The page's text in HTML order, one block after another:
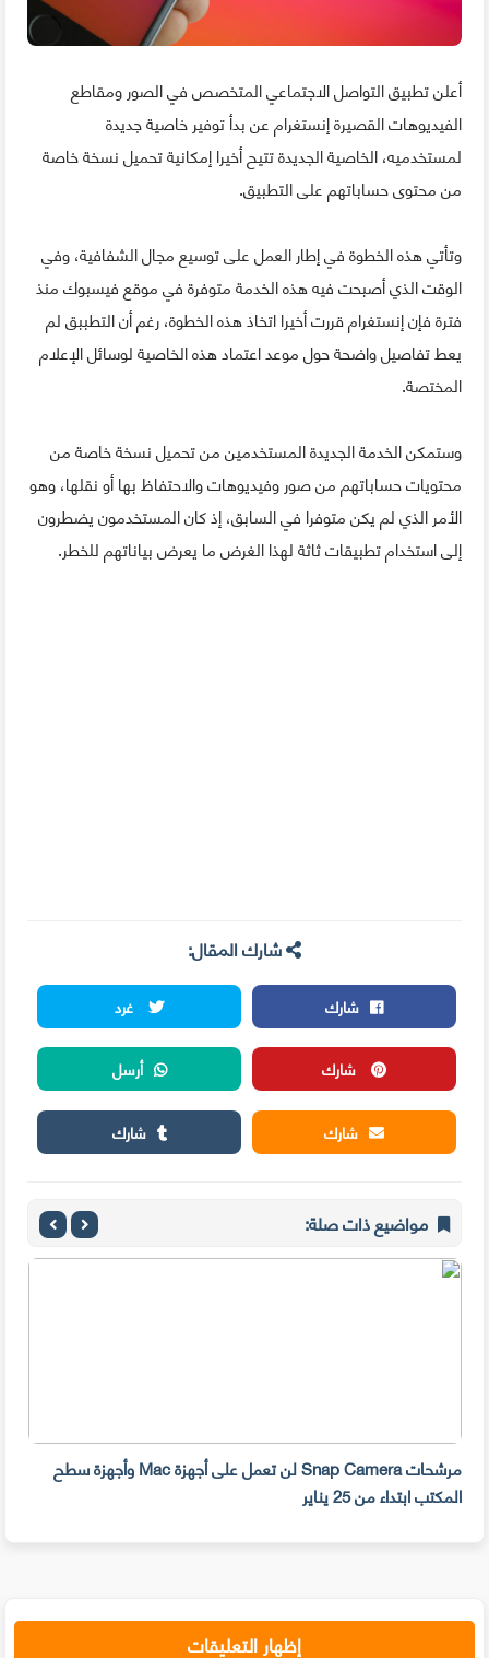
أعلن تطبيق التواصل الاجتماعي المتخصص في الصور ومقاطع
الفيديوهات القصيرة إنستغرام عن بدأ توفير خاصية جديدة
لمستخدميه، الخاصية الجديدة تتيح أخيرا إمكانية تحميل نسخة خاصة
من محتوى حساباتهم على التطبيق.
وتأتي هذه الخطوة في إطار العمل على توسيع مجال الشفافية، وفي
الوقت الذي أصبحت فيه هذه الخدمة متوفرة في موقع فيسبوك منذ
فترة فإن إنستغرام قررت أخيرا اتخاذ هذه الخطوة، رغم أن التطببق لم
يعط تفاصيل واضحة حول موعد اعتماد هذه الخاصية لوسائل الإعلام
المختصة.
وستمكن الخدمة الجديدة المستخدمين من تحميل نسخة خاصة من
محتويات حساباتهم من صور وفيديوهات والاحتفاظ بها أو نقلها، وهو
الأمر الذي لم يكن متوفرا في السابق، إذ كان المستخدمون يضطرون
إلى استخدام تطبيقات ثاثة لهذا الغرض ما يعرض بياناتهم للخطر.
شارك المقال:
شارك
غرد
شارك
أرسل
شارك
شارك
مواضيع ذات صلة:
مرشحات Snap Camera لن تعمل على أجهزة Mac وأجهزة سطح
المكتب ابتداء من 25 يناير
إظهار التعليقات